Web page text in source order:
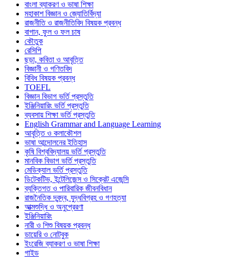
বাংলা ব্যাকরণ ও ভাষা শিক্ষা
মহাকাশ বিজ্ঞান ও জ্যোতির্বিদ্যা
রাজনীতি ও রাজনীতিবিদ বিষয়ক প্রবন্ধ
বাগান, ফুল ও ফল চাষ
কৌতুক
রেসিপি
ছড়া, কবিতা ও আবৃত্তি
বিজ্ঞানী ও গণিতবিদ
বিবিধ বিষয়ক প্রবন্ধ
TOEFL
বিজ্ঞান বিভাগ ভর্তি প্রস্তুতি
ইঞ্জিনিয়ারিং ভর্তি প্রস্তুতি
ব্যবসায় শিক্ষা ভর্তি প্রস্তুতি
English Grammar and Language Learning
আবৃত্তি ও কলাকৌশল
ভাষা আন্দোলনের ইতিহাস
কৃষি বিশ্ববিদ্যালয় ভর্তি প্রস্তুতি
মানবিক বিভাগ ভর্তি প্রস্তুতি
মেডিক্যাল ভর্তি প্রস্তুতি
ডিটেকটিভ, ইন্টেলিজেন্স ও সিক্রেট এজেন্সি
ব্যক্তিগত ও পারিবারিক জীবনবিধান
রাজনৈতিক দ্বন্দ্ব, যুদ্ধবিগ্রহ ও গণহত্যা
আত্মশুদ্ধি ও অনুপ্রেরণা
ইঞ্জিনিয়ারিং
নারী ও শিশু বিষয়ক প্রবন্ধ
ডায়েরি ও নোটবুক
ইংরেজি ব্যাকরণ ও ভাষা শিক্ষা
গাইড